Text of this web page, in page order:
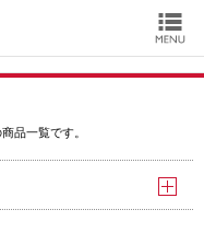
品一覧です。